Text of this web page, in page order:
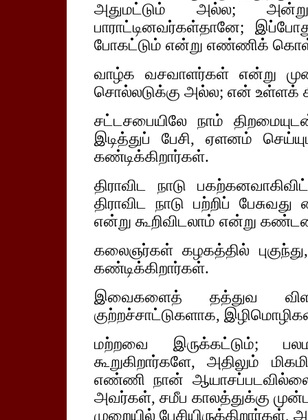
அதுமட்டும் அல்ல;
பாராட்டினவர்கள்தானே;
போகட்டும் என்று எண்ணிக்
வாழ்க வசவாளர்கள் என்று
சொல்லடுக்கு அல்ல; என் உள்ளக்
சட்டசபையிலே நாம்
இடித்துப் பேசி, ஏளனம்
கண்டிக்கிறார்கள்.
திராவிட நாடு
திராவிட நாடு பற்றிப்
என்று கூறிவிடலாம் என்று
கலைஞர்கள் கழகத்தில்
கண்டிக்கிறார்கள்.
இவைகளைத் தத்துவ
குற்றச்சாட்டுகளாக,
மற்றவை இருக்கட்டும்;
கூறுகிறார்களே, அதிலும்
எண்ணி நான்
அவர்கள், சமீப காலத்துக்கு
முறையில்